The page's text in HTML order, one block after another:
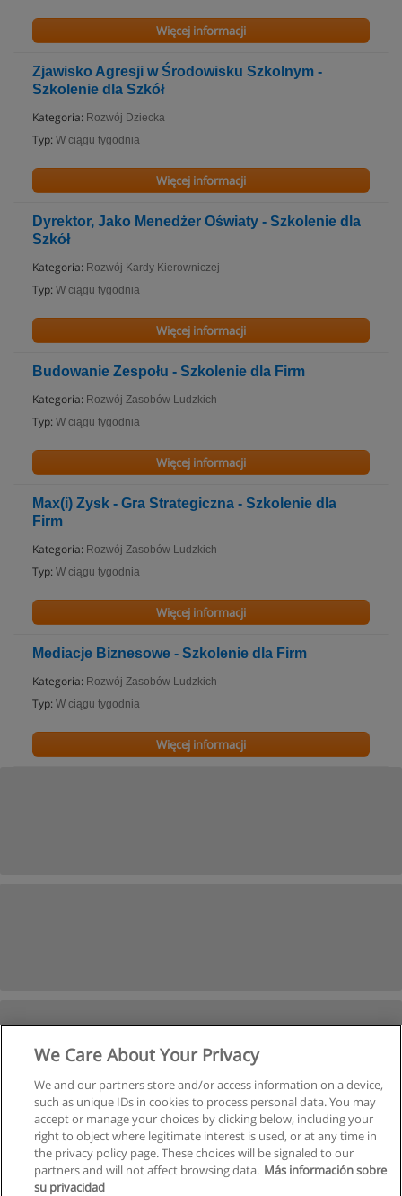
Więcej informacji
Zjawisko Agresji w Środowisku Szkolnym -
Szkolenie dla Szkół
Kategoria: Rozwój Dziecka
Typ: W ciągu tygodnia
Więcej informacji
Dyrektor, Jako Menedżer Oświaty - Szkolenie dla
Szkół
Kategoria: Rozwój Kardy Kierowniczej
Typ: W ciągu tygodnia
Więcej informacji
Budowanie Zespołu - Szkolenie dla Firm
Kategoria: Rozwój Zasobów Ludzkich
Typ: W ciągu tygodnia
Więcej informacji
Max(i) Zysk - Gra Strategiczna - Szkolenie dla
Firm
Kategoria: Rozwój Zasobów Ludzkich
Typ: W ciągu tygodnia
Więcej informacji
Mediacje Biznesowe - Szkolenie dla Firm
Kategoria: Rozwój Zasobów Ludzkich
Typ: W ciągu tygodnia
Więcej informacji
We Care About Your Privacy
We and our partners store and/or access information on a device,
such as unique IDs in cookies to process personal data. You may
accept or manage your choices by clicking below, including your
right to object where legitimate interest is used, or at any time in
the privacy policy page. These choices will be signaled to our
partners and will not affect browsing data. Más información sobre
su privacidad